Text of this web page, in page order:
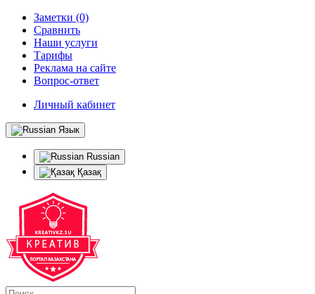
Заметки (0)
Сравнить
Наши услуги
Тарифы
Реклама на сайте
Вопрос-ответ
Личный кабинет
Язык
Russian
Қазақ